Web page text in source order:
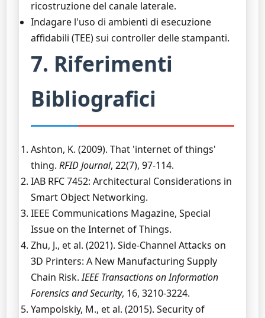
ricostruzione del canale laterale.
Indagare l'uso di ambienti di esecuzione
affidabili (TEE) sui controller delle stampanti.
7. Riferimenti
Bibliografici
Ashton, K. (2009). That 'internet of things'
thing. RFID Journal, 22(7), 97-114.
IAB RFC 7452: Architectural Considerations in
Smart Object Networking.
IEEE Communications Magazine, Special
Issue on the Internet of Things.
Zhu, J., et al. (2021). Side-Channel Attacks on
3D Printers: A New Manufacturing Supply
Chain Risk.IEEE Transactions on Information
Forensics and Security, 16, 3210-3224.
Yampolskiy, M., et al. (2015). Security of